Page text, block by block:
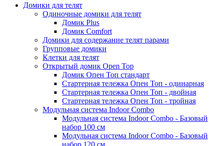
Домики для телят
Одиночные домики для телят
Домик Plus
Домик Comfort
Домики для содержание телят парами
Групповые домики
Клетки для телят
Открытый домик Open Top
Домик Опен Топ стандарт
Стартерная тележка Опен Топ - одинарная
Стартерная тележка Опен Топ - двойная
Стартерная тележка Опен Топ - тройная
Модульная система Indoor Combo
Модульная система Indoor Combo - Базовый
набор 100 см
Модульная система Indoor Combo - Базовый
набор 120 см